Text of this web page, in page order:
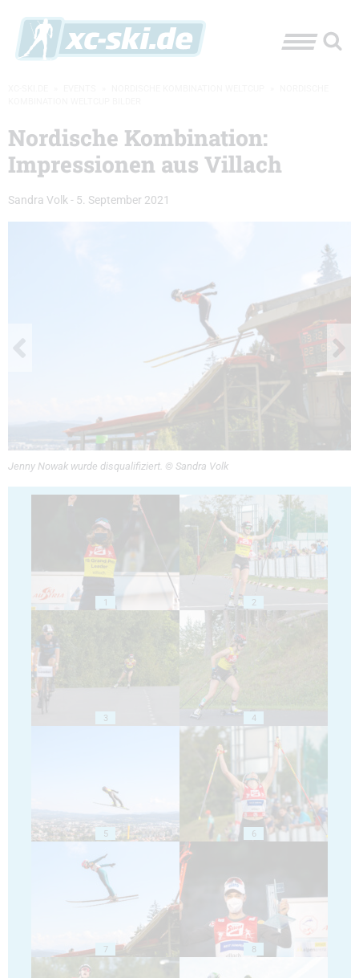
Nordische Kombination:
Impressionen aus Villach
Sandra Volk- 5. September 2021
Jenny Nowak wurde disqualifiziert. © Sandra Volk
1 2
3 4
5 6
7 8